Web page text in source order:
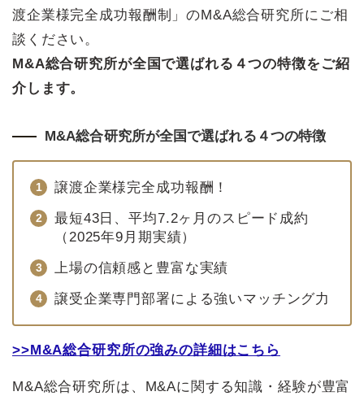
渡企業様完全成功報酬制」のM&A総合研究所にご相
談ください。
M&A総合研究所が全国で選ばれる４つの特徴をご紹
介します。
M&A総合研究所が全国で選ばれる４つの特徴
譲渡企業様完全成功報酬！
最短43日、平均7.2ヶ月のスピード成約
（2025年9月期実績）
上場の信頼感と豊富な実績
譲受企業専門部署による強いマッチング力
>>M&A総合研究所の強みの詳細はこちら
M&A総合研究所は、M&Aに関する知識・経験が豊富